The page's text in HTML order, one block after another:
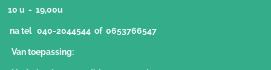
10 u - 19,00u
na tel 040-2044544 of 0653766547
Van toepassing: